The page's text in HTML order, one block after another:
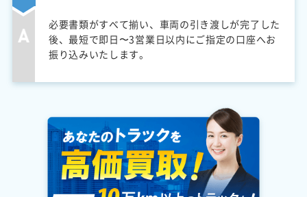
必要書類がすべて揃い、車両の引き渡しが完了した
後、最短で即日〜3営業日以内にご指定の口座へお
振り込みいたします。